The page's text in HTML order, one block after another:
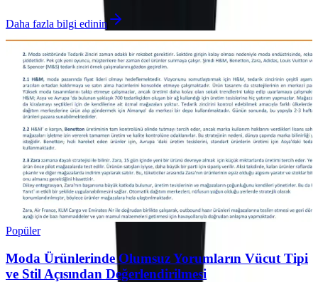
Daha fazla bilgi edinin
Popüler
Moda Ürünlerinde Olumsuz Yorumların Vücut Tipi
ve Stil Açısından Değerlendirilmesi